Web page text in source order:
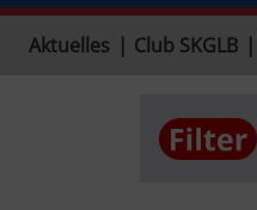
Aktuelles Club SKGLB